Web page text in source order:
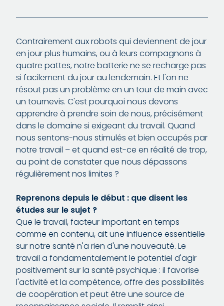
Contrairement aux robots qui deviennent de jour
en jour plus humains, ou à leurs compagnons à
quatre pattes, notre batterie ne se recharge pas
si facilement du jour au lendemain. Et l'on ne
résout pas un problème en un tour de main avec
un tournevis. C'est pourquoi nous devons
apprendre à prendre soin de nous, précisément
dans le domaine si exigeant du travail. Quand
nous sentons-nous stimulés et bien occupés par
notre travail – et quand est-ce en réalité de trop,
au point de constater que nous dépassons
régulièrement nos limites ?
Reprenons depuis le début : que disent les
études sur le sujet ?
Que le travail, facteur important en temps
comme en contenu, ait une influence essentielle
sur notre santé n'a rien d'une nouveauté. Le
travail a fondamentalement le potentiel d'agir
positivement sur la santé psychique : il favorise
l'activité et la compétence, offre des possibilités
de coopération et peut être une source de